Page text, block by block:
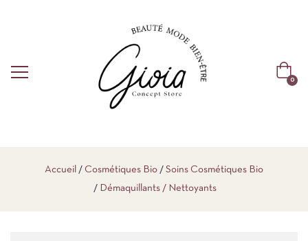
0
Accueil Cosmétiques Bio
Soins Cosmétiques Bio
Démaquillants / Nettoyants